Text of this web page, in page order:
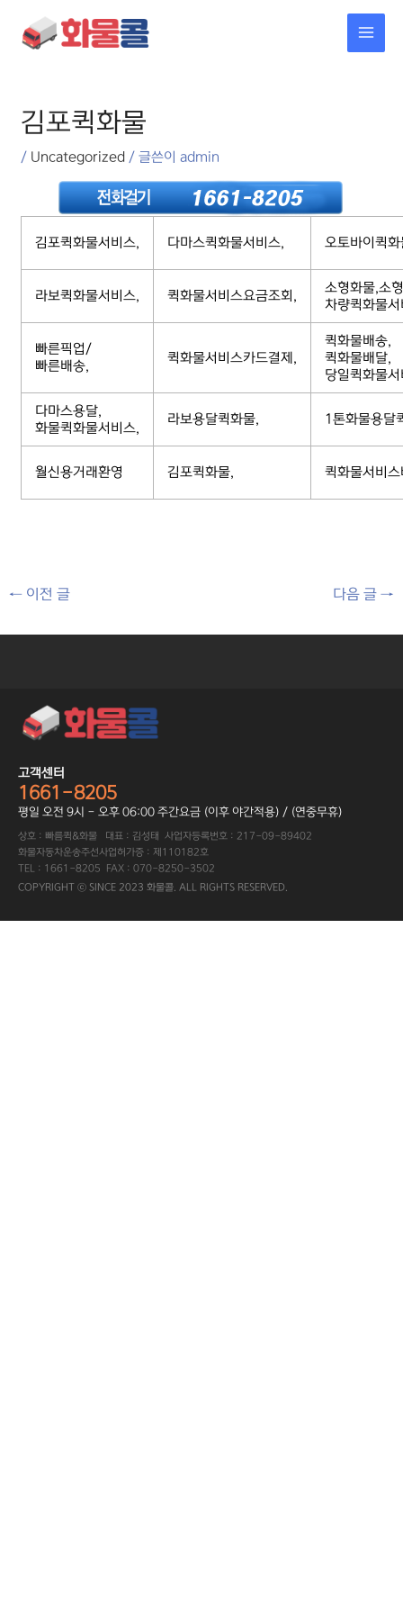
건너뛰기
김포퀵화물
/ Uncategorized / 글쓴이admin
김포퀵화물서비스, 다마스퀵화물서비스, 오토바이퀵
라보퀵화물서비스, 퀵화물서비스요금조회,
소형화물,소
차량퀵화물
빠른픽업/
빠른배송,
퀵화물서비스카드결제,
퀵화물배송,
퀵화물배달,
당일퀵화물
다마스용달,
화물퀵화물서비스,
라보용달퀵화물, 1톤화물용달
월신용거래환영 김포퀵화물, 퀵화물서비
← 이전 글 다음 글 →
고객센터
1661-8205
평일 오전 9시 - 오후 06:00 주간요금 (이후 야간적용) / (연중무휴)
상호 : 빠름퀵&화물 대표 : 김성태 사업자등록번호 : 217-09-89402
화물자동차운송주선사업허가증 : 제110182호
TEL : 1661-8205 FAX : 070-8250-3502
COPYRIGHT ⓒ SINCE 2023 화물콜. ALL RIGHTS RESERVED.